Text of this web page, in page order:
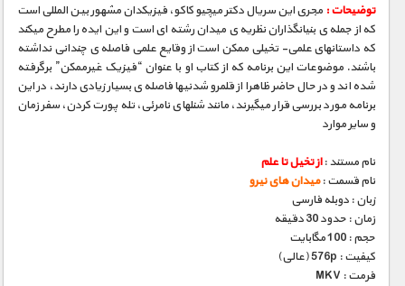
توضیحات : مجری­ این سریال دکتر میچیو کاکو، فیزیکدان مشهور بین­ المللی است
که از جمله­ ی بنیانگذاران نظریه­ ی میدان رشته ­ای است و این ایده را مطرح می­کند
که داستانهای علمی- تخیلی ممکن است از وقایع علمی فاصله­ ی چندانی نداشته
باشند. موضوعات این برنامه که از کتاب او با عنوان “فیزیک غیرممکن” برگرفته
شده­ اند و در حال حاضر ظاهرا از قلمرو شدنی­ها فاصله­ ی بسیار زیادی دارند، در این
برنامه مورد بررسی قرار می­گیرند، مانند شنلهای نامرئی، تله­ پورت کردن، سفر زمان
و سایر موارد
نام مستند :از تخیل تا علم
نام قسمت :میدان های نیرو
زبان : دوبله فارسی
زمان : حدود 30 دقیقه
حجم : 100 مگابایت
کیفیت : 576p (عالی)
فرمت : MKV